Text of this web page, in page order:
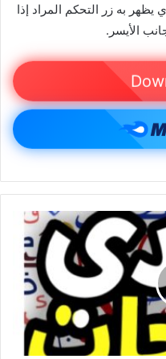
يظهر به زر التحكم المراد إذا
الأيسر.